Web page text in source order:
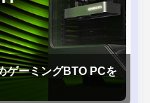
ゲーミングBTO PCを